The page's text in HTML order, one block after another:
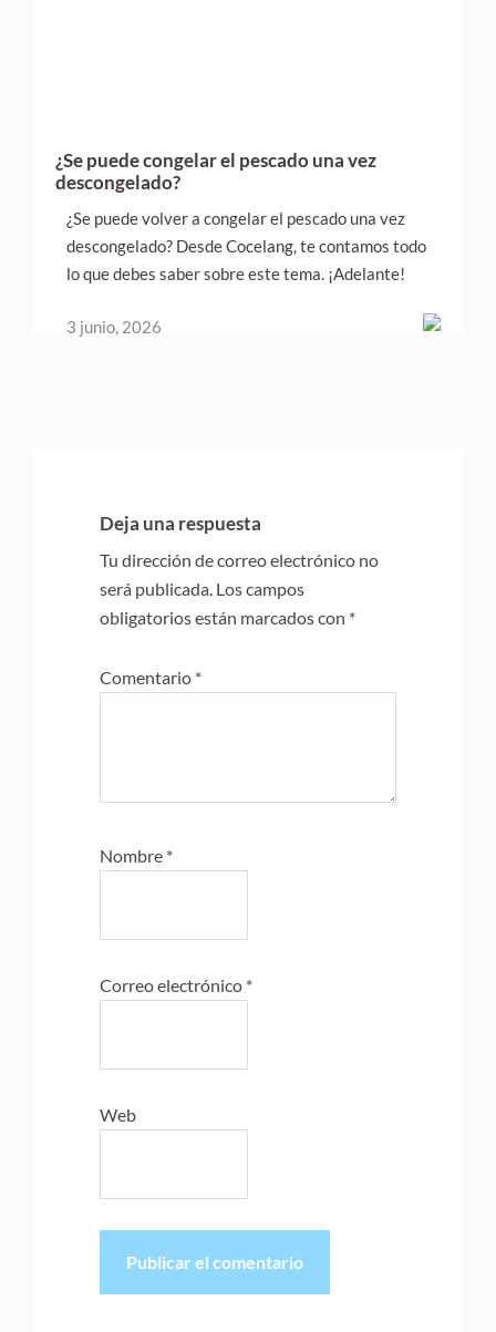
¿Se puede congelar el pescado una vez
descongelado?
¿Se puede volver a congelar el pescado una vez
descongelado? Desde Cocelang, te contamos todo
lo que debes saber sobre este tema. ¡Adelante!
3 junio, 2026
lectores
Deja una respuesta
Tu dirección de correo electrónico no
será publicada. Los campos
obligatorios están marcados con *
Comentario *
Nombre *
Correo electrónico *
Web